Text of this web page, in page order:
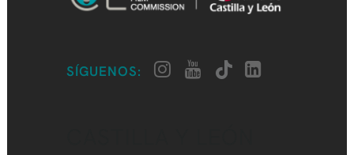
SÍGUENOS: